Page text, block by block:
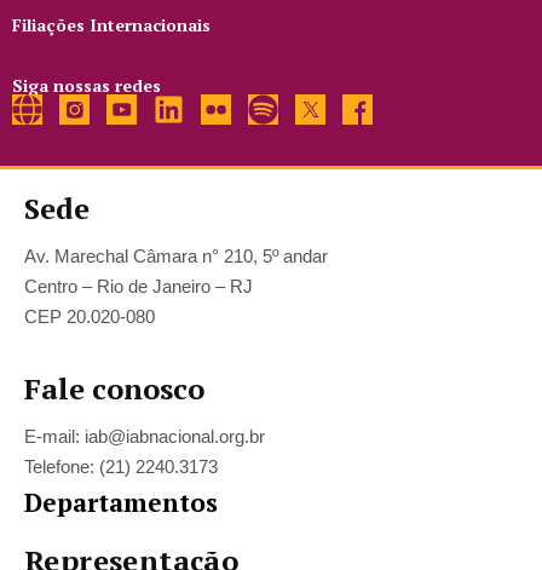
Filiações Internacionais
Siga nossas redes
Sede
Av. Marechal Câmara n° 210, 5º andar
Centro – Rio de Janeiro – RJ
CEP 20.020-080
Fale conosco
E-mail: iab@iabnacional.org.br
Telefone: (21) 2240.3173
Departamentos
Representação